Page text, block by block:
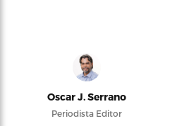
Oscar J. Serrano
Periodista Editor